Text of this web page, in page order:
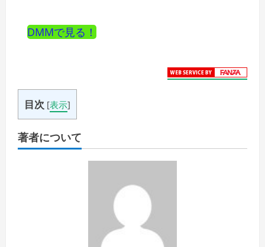
DMMで見る！
目次 [表示]
著者について